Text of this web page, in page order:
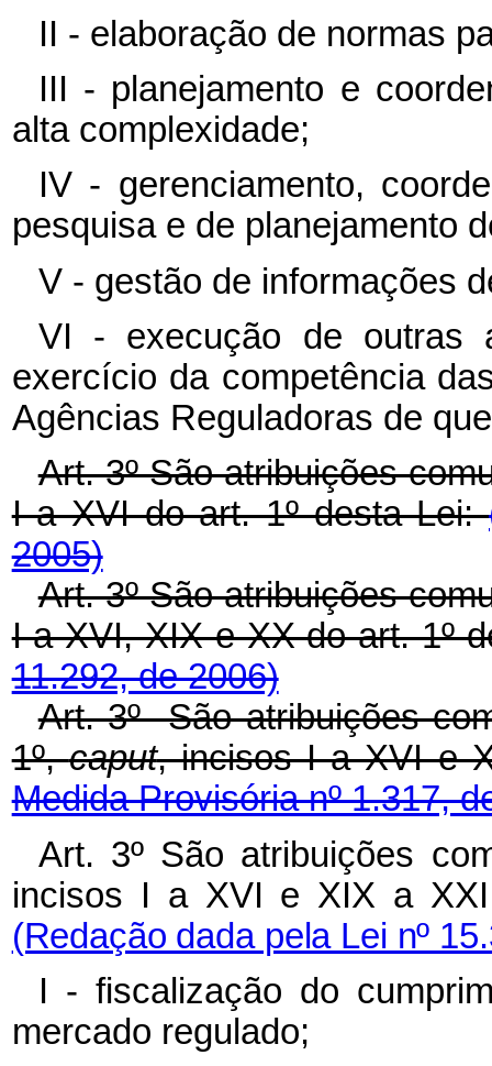
II - elaboração de normas
III - planejamento e
alta complexidade;
IV - gerenciamento,
pesquisa e de planejamento
V - gestão de informações
VI - execução de outras
exercício da competência
Agências Reguladoras de
Art. 3º São atribuições
I a XVI do art. 1º desta Lei:
2005)
Art. 3º São atribuições
I a XVI, XIX e XX do art. 1º
11.292, de 2006)
Art. 3º São atribuições
1º,caput, incisos I a XVI
Medida Provisória nº 1.317,
Art. 3º São atribuições
incisos I a XVI e XIX a XXI
(Redação dada pela Lei nº
I - fiscalização do
mercado regulado;